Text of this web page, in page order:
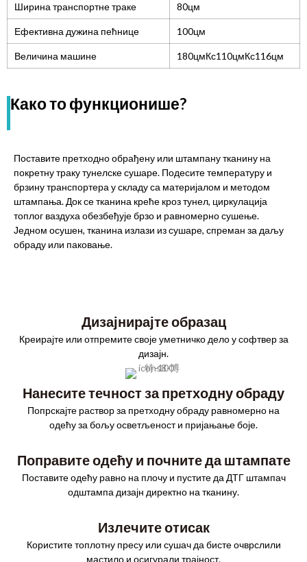
Ширина транспортне траке 80цм
Ефективна дужина пећнице 100цм
Величина машине 180цмКс110цмКс116цм
Како то функционише?
Поставите претходно обрађену или штампану тканину на
покретну траку тунелске сушаре. Подесите температуру и
брзину транспортера у складу са материјалом и методом
штампања. Док се тканина креће кроз тунел, циркулација
топлог ваздуха обезбеђује брзо и равномерно сушење.
Једном осушен, тканина излази из сушаре, спреман за даљу
обраду или паковање.
Дизајнирајте образац
Креирајте или отпремите своје уметничко дело у софтвер за
дизајн.
Нанесите течност за претходну обраду
Попрскајте раствор за претходну обраду равномерно на
одећу за бољу осветљеност и пријањање боје.
Поправите одећу и почните да штампате
Поставите одећу равно на плочу и пустите да ДТГ штампач
одштампа дизајн директно на тканину.
Излечите отисак
Користите топлотну пресу или сушач да бисте очврслили
мастило и осигурали трајност.